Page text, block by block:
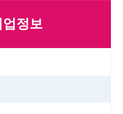
정보